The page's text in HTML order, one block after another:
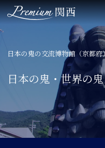
TOP
関西のこだわりステイ
関西ならではの美食体
日本の鬼の交流博物館（京都府
日本の鬼・世界の